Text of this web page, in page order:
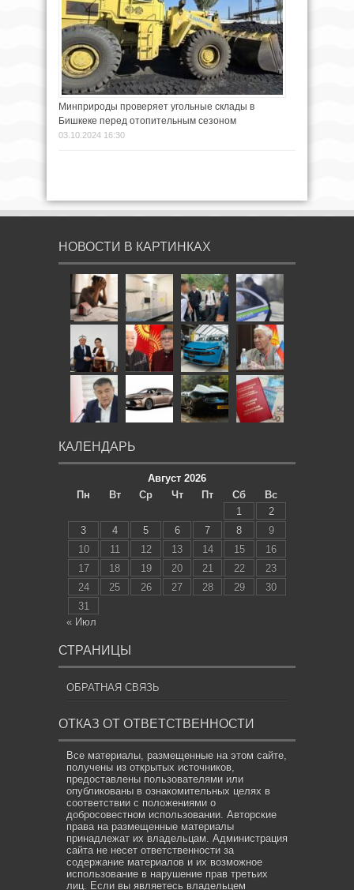
Минприроды проверяет угольные склады в
Бишкеке перед отопительным сезоном
03.10.2024 16:30
НОВОСТИ В КАРТИНКАХ
КАЛЕНДАРЬ
Август 2026
Пн
Вт Ср Чт Пт Сб
Вс
1
2
3
4 5 6 7 8
9
10
11 12 13 14 15
16
17
18 19 20 21 22
23
24
25 26 27 28 29
30
31
« Июл
СТРАНИЦЫ
ОБРАТНАЯ СВЯЗЬ
ОТКАЗ ОТ ОТВЕТСТВЕННОСТИ
Все материалы, размещенные на этом сайте,
получены из открытых источников,
предоставлены пользователями или
опубликованы в ознакомительных целях в
соответствии с положениями о
добросовестном использовании. Авторские
права на размещенные материалы
принадлежат их владельцам. Администрация
сайта не несет ответственности за
содержание материалов и их возможное
использование в нарушение прав третьих
лиц. Если вы являетесь владельцем